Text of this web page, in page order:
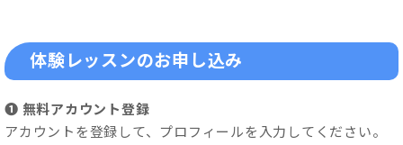
体験レッスンのお申し込み
❶ 無料アカウント登録
アカウントを登録して、プロフィールを入力してください。